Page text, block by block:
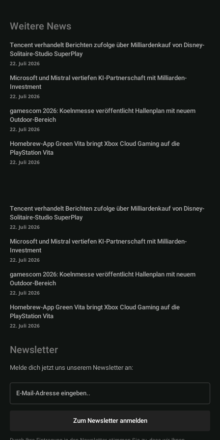
Weitere News
Tencent verhandelt Berichten zufolge über Milliardenkauf von Disney-
Solitaire-Studio SuperPlay
22. Juli 2026
Microsoft und Mistral vertiefen KI-Partnerschaft mit Milliarden-
Investment
22. Juli 2026
gamescom 2026: Koelnmesse veröffentlicht Hallenplan mit neuem
Outdoor-Bereich
22. Juli 2026
Homebrew-App Green Vita bringt Xbox Cloud Gaming auf die
PlayStation Vita
22. Juli 2026
Tencent verhandelt Berichten zufolge über Milliardenkauf von Disney-
Solitaire-Studio SuperPlay
22. Juli 2026
Microsoft und Mistral vertiefen KI-Partnerschaft mit Milliarden-
Investment
22. Juli 2026
gamescom 2026: Koelnmesse veröffentlicht Hallenplan mit neuem
Outdoor-Bereich
22. Juli 2026
Homebrew-App Green Vita bringt Xbox Cloud Gaming auf die
PlayStation Vita
22. Juli 2026
Newsletter
Melde dich jetzt uns unserem Newsletter an:
Zum Newsletter anmelden